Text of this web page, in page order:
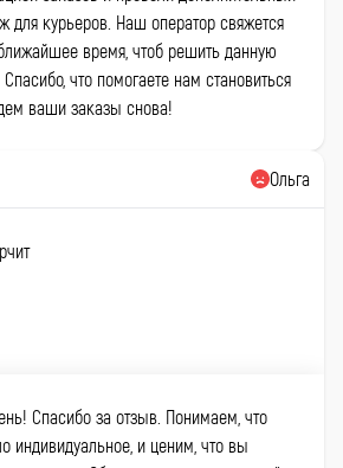
для курьеров. Наш оператор свяжется
время, чтоб решить данную
что помогаете нам становиться
ваши заказы снова!
Ольга
Спасибо за отзыв. Понимаем, что
индивидуальное, и ценим, что вы